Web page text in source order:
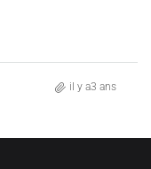
il y a3 ans